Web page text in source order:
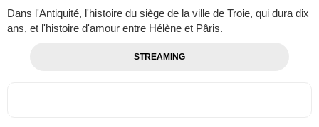
Dans l'Antiquité, l'histoire du siège de la ville de Troie, qui dura dix
ans, et l'histoire d'amour entre Hélène et Pâris.
STREAMING